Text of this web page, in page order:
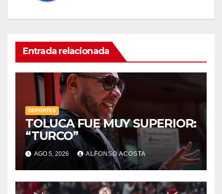
Entrada relacionada
DEPORTES
TOLUCA FUE MUY SUPERIOR:
“TURCO”
AGO 5, 2026 ALFONSO ACOSTA